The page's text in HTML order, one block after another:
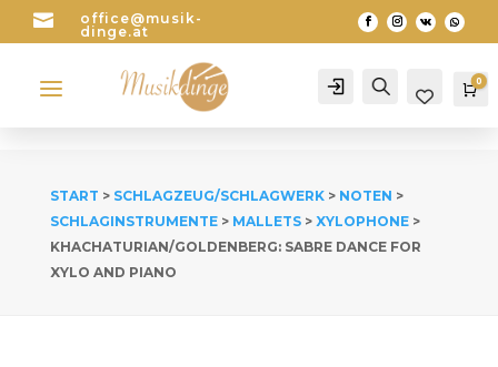

office@musik-
dinge.at
a Account Search 0
START > SCHLAGZEUG/SCHLAGWERK> NOTEN >
SCHLAGINSTRUMENTE> MALLETS> XYLOPHONE>
KHACHATURIAN/GOLDENBERG: SABRE DANCE FOR
XYLO AND PIANO